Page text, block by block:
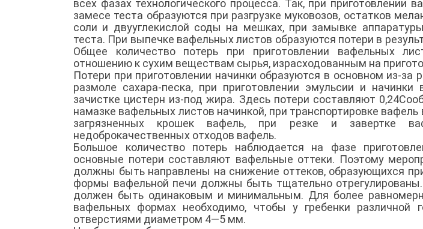
всех фазах технологического процесса. Так, при приготовлении
замесе теста образуются при разгрузке муковозов, остатков
соли и двууглекислой соды на мешках, при замывке
теста. При выпечке вафельных листов образуются потери в
Общее количество потерь при приготовлении вафельных
отношению к сухим веществам сырья, израсходованным на
Потери при приготовлении начинки образуются в основном из-за
размоле сахара-песка, при приготовлении эмульсии и
зачистке цистерн из-под жира. Здесь потери составляют
намазке вафельных листов начинкой, при транспортировке
загрязненных крошек вафель, при резке и завертке
недоброкачественных отходов вафель.
Большое количество потерь наблюдается на фазе
основные потери составляют вафельные оттеки. Поэтому
должны быть направлены на снижение оттеков, образующихся
формы вафельной печи должны быть тщательно
должен быть одинаковым и минимальным. Для более
вафельных формах необходимо, чтобы у гребенки различной
отверстиями диаметром 4—5 мм.